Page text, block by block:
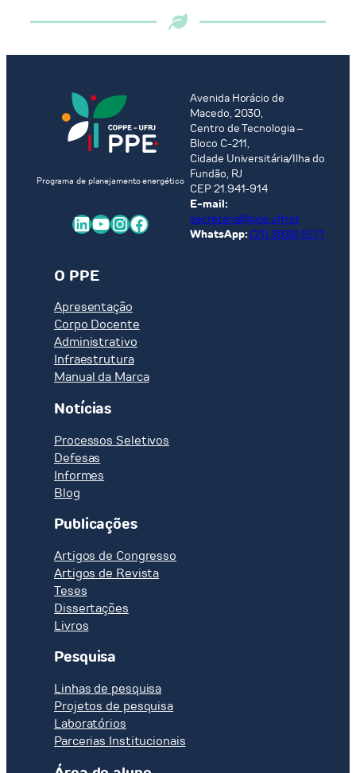
Programa de planejamento energético
LinkedIn Youtube InstagramFacebook
Avenida Horácio de
Macedo, 2030,
Centro de Tecnologia –
Bloco C-211,
Cidade Universitária/Ilha do
Fundão, RJ
CEP 21.941-914
E-mail:
secretaria@ppe.ufrj.br
WhatsApp: (21) 3938-1571
O PPE
Apresentação
Corpo Docente
Administrativo
Infraestrutura
Manual da Marca
Notícias
Processos Seletivos
Defesas
Informes
Blog
Publicações
Artigos de Congresso
Artigos de Revista
Teses
Dissertações
Livros
Pesquisa
Linhas de pesquisa
Projetos de pesquisa
Laboratórios
Parcerias Institucionais